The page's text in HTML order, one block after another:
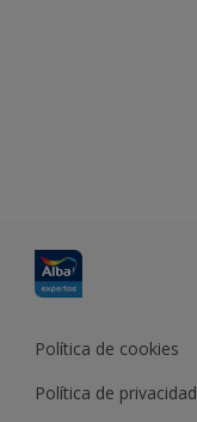
Política de cookies
Política de privacidad